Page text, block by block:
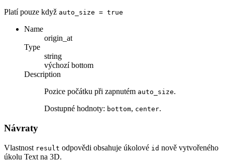
Platí pouze když auto_size = true
Name
origin_at
Type
string
výchozí bottom
Description
Pozice počátku při zapnutém auto_size.
Dostupné hodnoty: bottom, center.
Návraty
Vlastnost result odpovědi obsahuje úkolové id nově vytvořeného
úkolu Text na 3D.